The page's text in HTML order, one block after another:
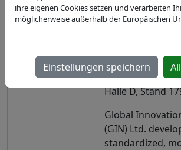
MD&M
Halle D, Stand
Global
(GIN) Ltd.
standardized,
ihre eigenen Cookies setzen und verarbeiten
möglicherweise außerhalb der Europäischen
Einstellungen speichern